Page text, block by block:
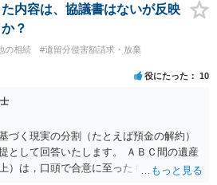
」が可能か、実際に法律相談を受けるこ
内容は、協議書はないが反映
？
の相続
#遺留分侵害額請求・放棄
役にたった 10
づく現実の分割（たとえば預金の解約）
として回答いたします。 ＡＢＣ間の遺産
）は，口頭で合意に至ったものであって